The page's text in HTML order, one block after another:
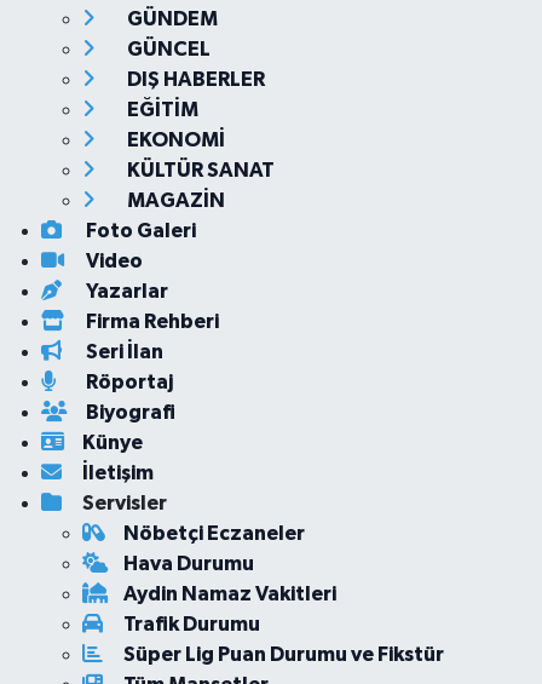
GÜNDEM
GÜNCEL
DIŞ HABERLER
EĞİTİM
EKONOMİ
KÜLTÜR SANAT
MAGAZİN
Foto Galeri
Video
Yazarlar
Firma Rehberi
Seri İlan
Röportaj
Biyografi
Künye
İletişim
Servisler
Nöbetçi Eczaneler
Hava Durumu
Aydin Namaz Vakitleri
Trafik Durumu
Süper Lig Puan Durumu ve Fikstür